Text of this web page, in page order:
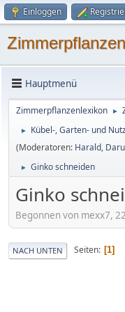
Einloggen
Hauptmenü
Zimmerpflanzenlexikon ►
►
Kübel-, Garten- und
(Moderatoren: Harald,
► Ginko schneiden
Ginko
Begonnen von mexx7,
NACH UNTEN Seiten 1